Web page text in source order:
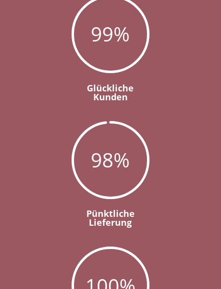
99%
Glückliche
Kunden
98%
Pünktliche
Lieferung